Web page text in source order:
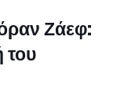
Ζάεφ:
του